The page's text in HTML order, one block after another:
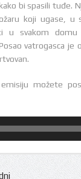
bi spasili tuđe.
koji ugase, u
u svakom
vatrogasca je
možete